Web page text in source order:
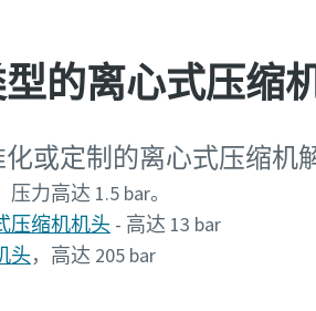
的离心式压缩
或定制的离心式压缩机
压力高达 1.5 bar。
压缩机机头 - 高达 13 bar
头，高达 205 bar